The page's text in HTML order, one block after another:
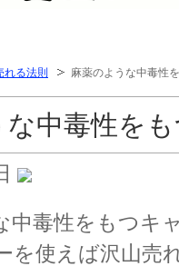
れる法則 麻薬のような中毒性
な中毒性を
中毒性をもつキ
を使えば沢山売